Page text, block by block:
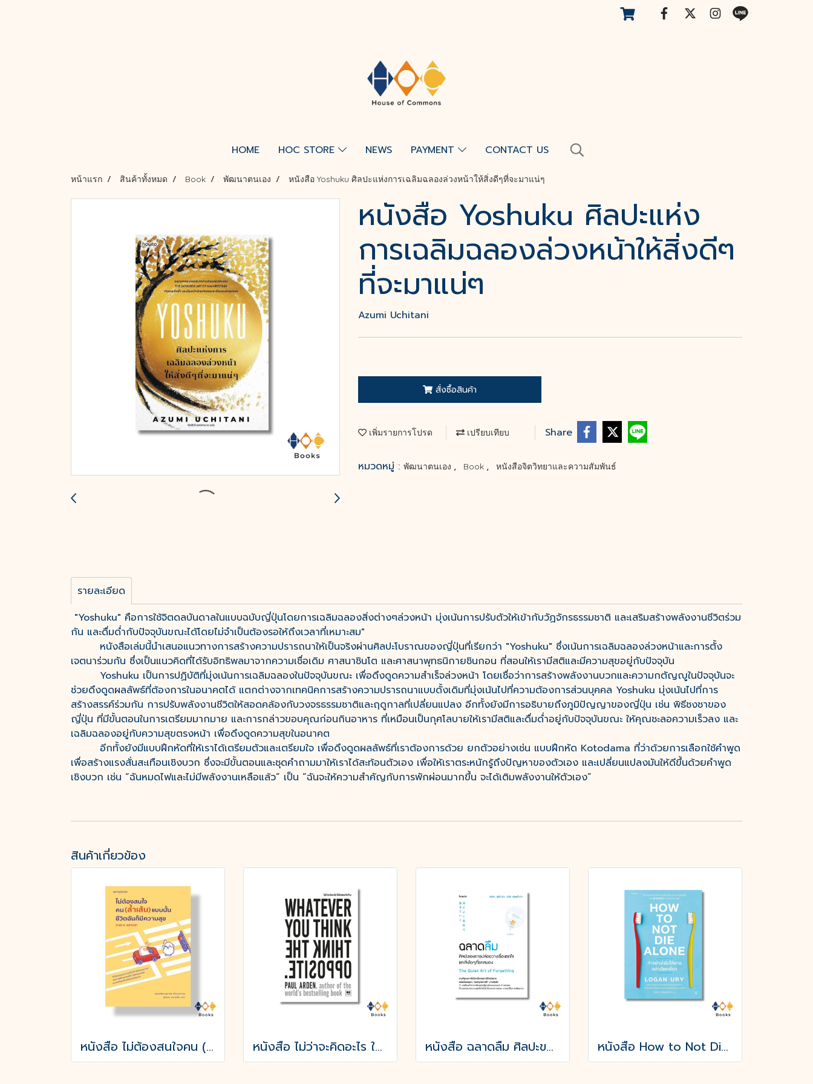
HOME HOC STORE NEWS PAYMENT CONTACT US
หน้าแรก สินค้าทั้งหมด Book พัฒนาตนเอง หนังสือ Yoshuku ศิลปะแห่งการเฉลิมฉลองล่วงหน้าให้สิ่งดีๆที่จะมาแน่ๆ
หนังสือ Yoshuku ศิลปะแห่ง
การเฉลิมฉลองล่วงหน้าให้สิ่งดีๆ
ที่จะมาแน่ๆ
Azumi Uchitani
สั่งซื้อสินค้า
เพิ่มรายการโปรด เปรียบเทียบ Share
หมวดหมู่ : พัฒนาตนเอง , Book , หนังสือจิตวิทยาและความสัมพันธ์
รายละเอียด
"Yoshuku" คือการใช้จิตดลบันดาลในแบบฉบับญี่ปุ่นโดยการเฉลิมฉลองสิ่งต่างๆล่วงหน้า มุ่งเน้นการปรับตัวให้เข้ากับวัฏจักรธรรมชาติ และเสริมสร้างพลังงานชีวิตร่วม
กัน และดื่มด่ำกับปัจจุบันขณะได้โดยไม่จำเป็นต้องรอให้ถึงเวลาที่เหมาะสม"
หนังสือเล่มนี้นำเสนอแนวทางการสร้างความปรารถนาให้เป็นจริงผ่านศิลปะโบราณของญี่ปุ่นที่เรียกว่า "Yoshuku" ซึ่งเน้นการเฉลิมฉลองล่วงหน้าและการตั้ง
เจตนาร่วมกัน ซึ่งเป็นแนวคิดที่ได้รับอิทธิพลมาจากความเชื่อเดิม ศาสนาชินโต และศาสนาพุทธนิกายชินกอน ที่สอนให้เรามีสติและมีความสุขอยู่กับปัจจุบัน
Yoshuku เป็นการปฏิบัติที่มุ่งเน้นการเฉลิมฉลองในปัจจุบันขณะ เพื่อดึงดูดความสำเร็จล่วงหน้า โดยเชื่อว่าการสร้างพลังงานบวกและความกตัญญูในปัจจุบันจะ
ช่วยดึงดูดผลลัพธ์ที่ต้องการในอนาคตได้ แตกต่างจากเทคนิคการสร้างความปรารถนาแบบดั้งเดิมที่มุ่งเน้นไปที่ความต้องการส่วนบุคคล Yoshuku มุ่งเน้นไปที่การ
สร้างสรรค์ร่วมกัน การปรับพลังงานชีวิตให้สอดคล้องกับวงจรธรรมชาติและฤดูกาลที่เปลี่ยนแปลง อีกทั้งยังมีการอธิบายถึงภูมิปัญญาของญี่ปุ่น เช่น พิธีชงชาของ
ญี่ปุ่น ที่มีขั้นตอนในการเตรียมมากมาย และการกล่าวขอบคุณก่อนกินอาหาร ที่เหมือนเป็นกุศโลบายให้เรามีสติและดื่มด่ำอยู่กับปัจจุบันขณะ ให้คุณชะลอความเร็วลง และ
เฉลิมฉลองอยู่กับความสุขตรงหน้า เพื่อดึงดูดความสุขในอนาคต
อีกทั้งยังมีแบบฝึกหัดที่ให้เราได้เตรียมตัวและเตรียมใจ เพื่อดึงดูดผลลัพธ์ที่เราต้องการด้วย ยกตัวอย่างเช่น แบบฝึกหัด Kotodama ที่ว่าด้วยการเลือกใช้คำพูด
เพื่อสร้างแรงสั่นสะเทือนเชิงบวก ซึ่งจะมีขั้นตอนและชุดคำถามมาให้เราได้สะท้อนตัวเอง เพื่อให้เราตระหนักรู้ถึงปัญหาของตัวเอง และเปลี่ยนแปลงมันให้ดีขึ้นด้วยคำพูด
เชิงบวก เช่น “ฉันหมดไฟและไม่มีพลังงานเหลือแล้ว” เป็น “ฉันจะให้ความสำคัญกับการพักผ่อนมากขึ้น จะได้เติมพลังงานให้ตัวเอง”
สินค้าเกี่ยวข้อง
หนังสือ ไม่ต้องสนใจคน (ล้ำเส้น) แบบนั้นชีวิตฉันก็มีความสุข หนังสือ ไม่ว่าจะคิดอะไร ให้คิดตรงกันข้าม Whatever You Think, Think the Opposite หนังสือ ฉลาดลืม ศิลปะของการปล่อยวางเรื่องรกใจและสิ่งใดๆที่รกสมอง หนังสือ How to Not Die Alone ทำอย่างไรไม่ให้ตายอย่างโดดเดี่ยว